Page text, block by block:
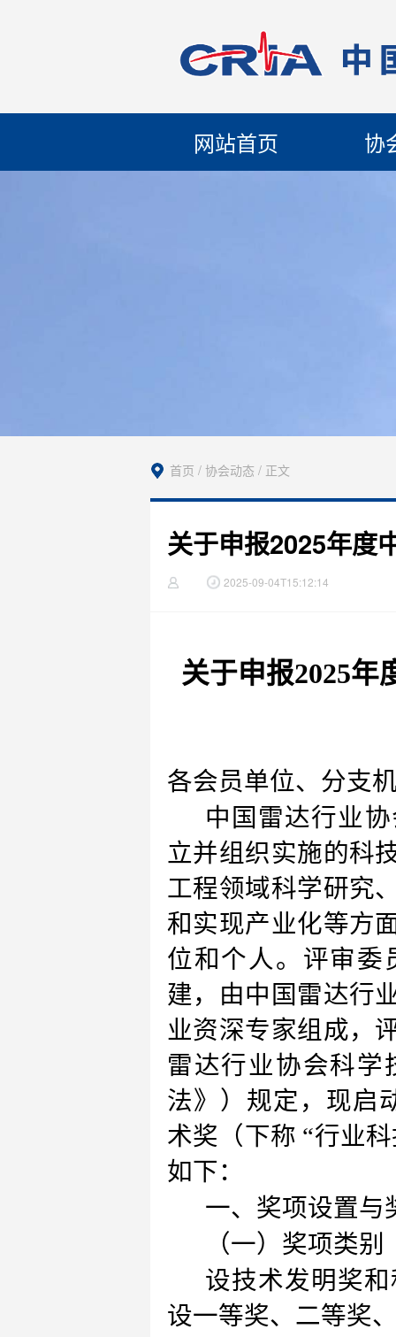
网站首页 协
首页 / 协会动态 / 正文
关于申报2025年度
2025-09-04T15:12:14
关于申报2025年
各会员单位、分支
中国雷达行业
立并组织实施的科
工程领域科学研究
和实现产业化等方
位和个人。 评审委
建，由中国雷达行
业资深专家组成，
雷达行业协会科学
法》）规定，现启
术奖（下称 “行业
如下：
一、奖项设置与
（一）奖项类别
设技术发明奖
设一等奖、二等奖